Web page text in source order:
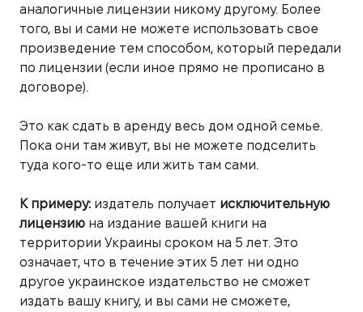
аналогичные лицензии никому другому. Более
того, вы и сами не можете использовать свое
произведение тем способом, который передали
по лицензии (если иное прямо не прописано в
договоре).
Это как сдать в аренду весь дом одной семье.
Пока они там живут, вы не можете подселить
туда кого-то еще или жить там сами.
К примеру:издатель получает исключительную
лицензию на издание вашей книги на
территории Украины сроком на 5 лет. Это
означает, что в течение этих 5 лет ни одно
другое украинское издательство не сможет
издать вашу книгу, и вы сами не сможете,